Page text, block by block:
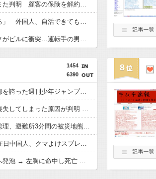
【ソニー生命】金銭詐取また判明 顧客の保険を解約させ遊興費などに
「日本で働く意欲なくなる」 外国人、自活できても新要件「届かない」…永住許可厳格化で「日本離れ」か
【京都】走行中のトラックがビルに衝突…運転手の男性が意識不明の重体 宇治市
1454
6390
【悲報】かつて６５０万部を誇った週刊少年ジャンプ、発行部数100万部割れ → 国内の「100万部超え紙雑誌」が消滅 ｗｗｗｗｗｗｗｗｗｗｗｗｗｗ
【悲報】若年男性が自信喪失してしまった原因が判明 → ………
【悲報】共同通信「高市総理、避難所3分間の被災地熊本視察動画に批判！」 → 内閣報道官「避難所視察は51分間！大変な状況の中で、1時間近く受け入れていただき、感謝！」
【新宿強盗未遂】18歳の在日中国人、クマよけスプレー強盗指示の疑いで逮捕 → なお、他の複数の窃盗事件などにも関与していると見られる ………
【悲報】警察官、刃物男へ発泡 → 左胸に命中し死亡 → ﾈｯﾄ「手足を狙え」「過剰防衛だ」と批判の声…
8